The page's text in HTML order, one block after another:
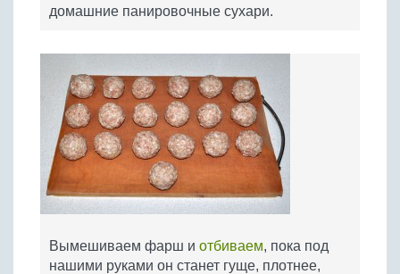
домашние панировочные сухари.
Вымешиваем фарш и отбиваем, пока под
нашими руками он станет гуще, плотнее,